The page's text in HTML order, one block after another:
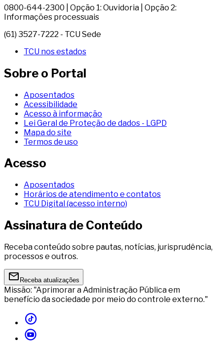
0800-644-2300 | Opção 1: Ouvidoria | Opção 2:
Informações processuais
(61) 3527-7222 - TCU Sede
TCU nos estados
Sobre o Portal
Aposentados
Acessibilidade
Acesso à informação
Lei Geral de Proteção de dados - LGPD
Mapa do site
Termos de uso
Acesso
Aposentados
Horários de atendimento e contatos
TCU Digital (acesso interno)
Assinatura de Conteúdo
Receba conteúdo sobre pautas, notícias, jurisprudência,
processos e outros.
Receba atualizações
Missão: "Aprimorar a Administração Pública em
benefício da sociedade por meio do controle externo."